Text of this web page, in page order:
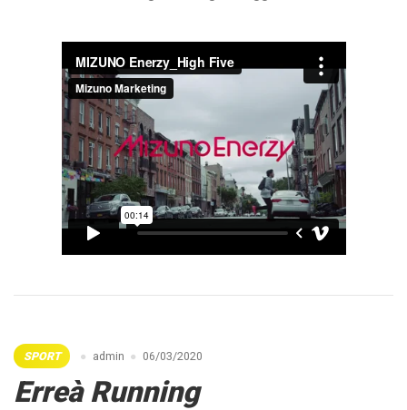
SPORT admin 06/03/2020
Erreà Running